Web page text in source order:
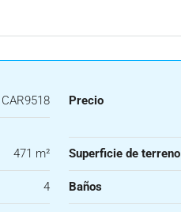
CAR9518 Precio
471 m² Superficie de terreno
4 Baños